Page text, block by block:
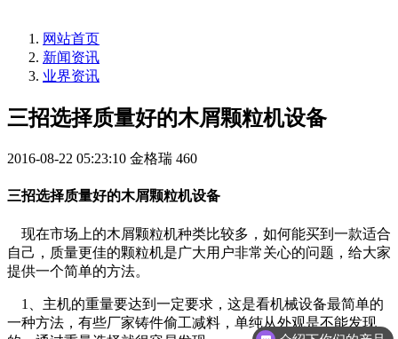
网站首页
新闻资讯
业界资讯
三招选择质量好的木屑颗粒机设备
2016-08-22 05:23:10 金格瑞 460
三招选择质量好的木屑颗粒机设备
现在市场上的木屑颗粒机种类比较多，如何能买到一款适合
自己，质量更佳的颗粒机是广大用户非常关心的问题，给大家
提供一个简单的方法。
1、主机的重量要达到一定要求，这是看机械设备最简单的
一种方法，有些厂家铸件偷工减料，单纯从外观是不能发现